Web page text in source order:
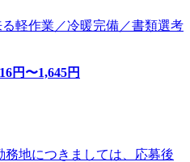
軽作業／冷暖完備／書類選考
円〜1,645円
地につきましては、応募後